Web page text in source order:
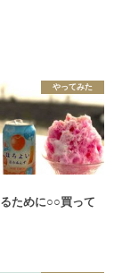
やってみた
ために○○買って